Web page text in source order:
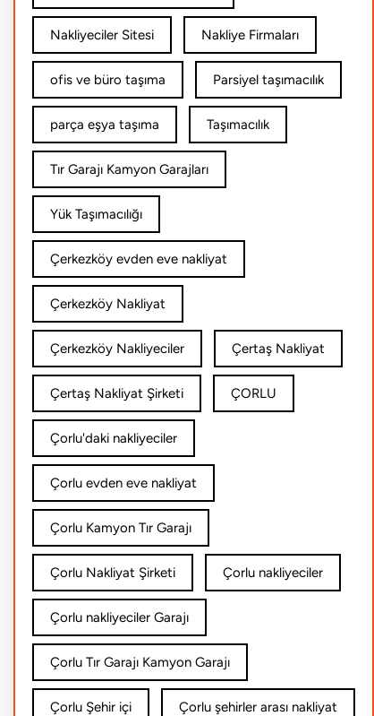
Nakliyeciler Sitesi Nakliye Firmaları
ofis ve büro taşıma Parsiyel taşımacılık
parça eşya taşıma Taşımacılık
Tır Garajı Kamyon Garajları
Yük Taşımacılığı
Çerkezköy evden eve nakliyat
Çerkezköy Nakliyat
Çerkezköy Nakliyeciler Çertaş Nakliyat
Çertaş Nakliyat Şirketi ÇORLU
Çorlu'daki nakliyeciler
Çorlu evden eve nakliyat
Çorlu Kamyon Tır Garajı
Çorlu Nakliyat Şirketi Çorlu nakliyeciler
Çorlu nakliyeciler Garajı
Çorlu Tır Garajı Kamyon Garajı
Çorlu Şehir içi Çorlu şehirler arası nakliyat